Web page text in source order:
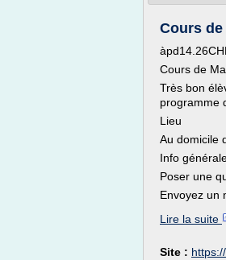
Cours de
Cours de
Très bon
programme
Lieu
Au domicile
Info
Poser une
Envoyez un
Lire la suite
Site :